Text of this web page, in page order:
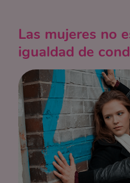
Las mujeres no
igualdad de